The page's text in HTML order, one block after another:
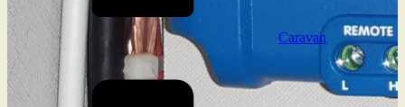
Caravan